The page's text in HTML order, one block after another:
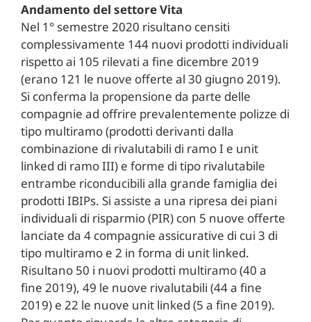
Andamento del settore Vita
Nel 1° semestre 2020 risultano censiti
complessivamente 144 nuovi prodotti individuali
rispetto ai 105 rilevati a fine dicembre 2019
(erano 121 le nuove offerte al 30 giugno 2019).
Si conferma la propensione da parte delle
compagnie ad offrire prevalentemente polizze di
tipo multiramo (prodotti derivanti dalla
combinazione di rivalutabili di ramo I e unit
linked di ramo III) e forme di tipo rivalutabile
entrambe riconducibili alla grande famiglia dei
prodotti IBIPs. Si assiste a una ripresa dei piani
individuali di risparmio (PIR) con 5 nuove offerte
lanciate da 4 compagnie assicurative di cui 3 di
tipo multiramo e 2 in forma di unit linked.
Risultano 50 i nuovi prodotti multiramo (40 a
fine 2019), 49 le nuove rivalutabili (44 a fine
2019) e 22 le nuove unit linked (5 a fine 2019).